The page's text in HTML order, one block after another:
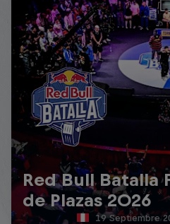
Red Bull Batalla
de Plazas 2026
19 Septiembre